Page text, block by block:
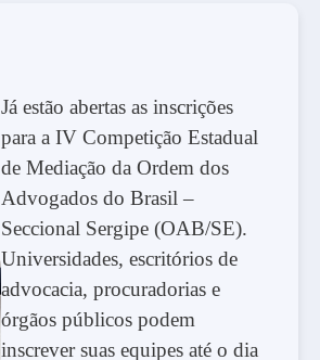
Já estão abertas as inscrições
para a IV Competição Estadual
de Mediação da Ordem dos
Advogados do Brasil –
Seccional Sergipe (OAB/SE).
Universidades, escritórios de
advocacia, procuradorias e
órgãos públicos podem
inscrever suas equipes até o dia